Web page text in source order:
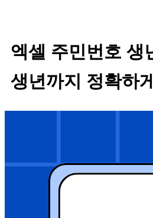
엑셀 주민번호 생
생년까지 정확하